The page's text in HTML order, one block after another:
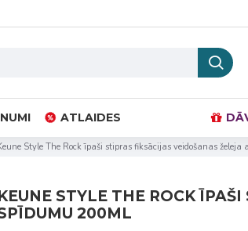
ATLAIDES
Style The Rock īpaši stipras fiksācijas veidošanas
STYLE THE ROCK
200ML